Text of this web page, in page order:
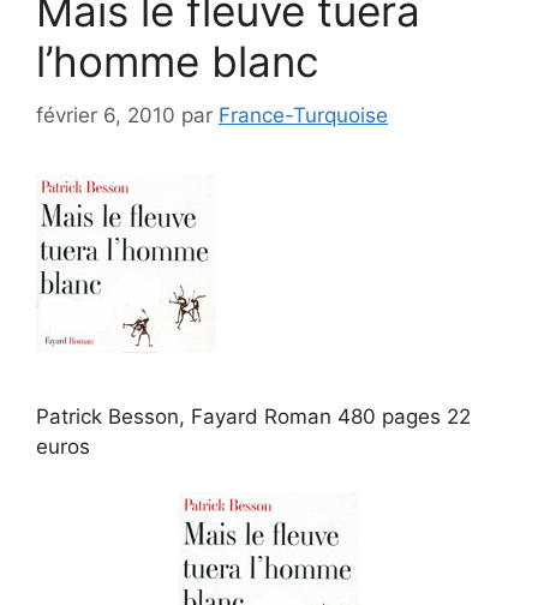
Mais le fleuve tuera
l’homme blanc
février 6, 2010 par France-Turquoise
Patrick Besson, Fayard Roman 480 pages 22
euros